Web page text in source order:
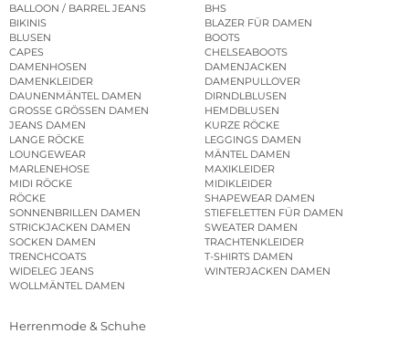
BALLOON / BARREL JEANS
BHS
BIKINIS
BLAZER FÜR DAMEN
BLUSEN
BOOTS
CAPES
CHELSEABOOTS
DAMENHOSEN
DAMENJACKEN
DAMENKLEIDER
DAMENPULLOVER
DAUNENMÄNTEL DAMEN
DIRNDLBLUSEN
GROSSE GRÖSSEN DAMEN
HEMDBLUSEN
JEANS DAMEN
KURZE RÖCKE
LANGE RÖCKE
LEGGINGS DAMEN
LOUNGEWEAR
MÄNTEL DAMEN
MARLENEHOSE
MAXIKLEIDER
MIDI RÖCKE
MIDIKLEIDER
RÖCKE
SHAPEWEAR DAMEN
SONNENBRILLEN DAMEN
STIEFELETTEN FÜR DAMEN
STRICKJACKEN DAMEN
SWEATER DAMEN
SOCKEN DAMEN
TRACHTENKLEIDER
TRENCHCOATS
T-SHIRTS DAMEN
WIDELEG JEANS
WINTERJACKEN DAMEN
WOLLMÄNTEL DAMEN
Herrenmode & Schuhe